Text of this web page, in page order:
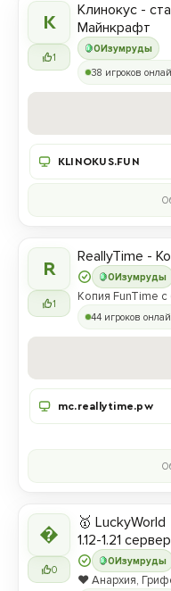
К
1
0Изумруды
Клинокус -
Майнкрафт
38 игроков
KLINOKUS.FUN
R
1
0Изумруды
ReallyTime -
Копия FunTime
44 игроков
mc.reallytime.pw

0
0Изумруды
🥇
1.12-1.21
❤️ Анархия,